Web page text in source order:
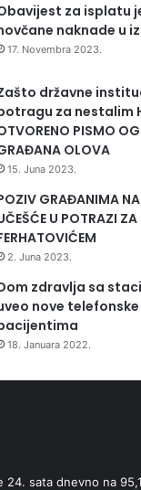
za isplatu
naknade u
17. Novembra 2023.
državne
za nestalim
PISMO
OLOVA
15. Juna 2023.
GRAĐANIMA
U POTRAZI
2. Juna 2023.
zdravlja sa
nove
18. Januara 2022.
24. sata dnevno na